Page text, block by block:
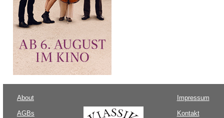
About
AGBs
Impressum
Kontakt